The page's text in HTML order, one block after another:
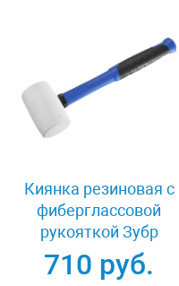
Киянка резиновая с
фиберглассовой
рукояткой Зубр
ПРОФИ 20531-
450_z02
710 руб.